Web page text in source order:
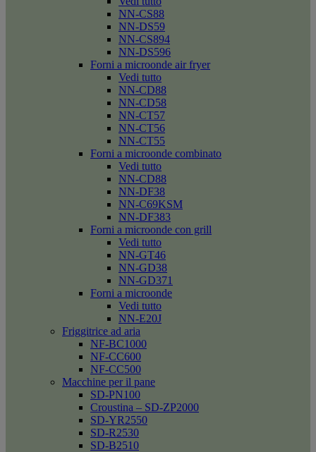
NN-CS88
NN-DS59
NN-CS894
NN-DS596
Forni a microonde air fryer
Vedi tutto
NN-CD88
NN-CD58
NN-CT57
NN-CT56
NN-CT55
Forni a microonde combinato
Vedi tutto
NN-CD88
NN-DF38
NN-C69KSM
NN-DF383
Forni a microonde con grill
Vedi tutto
NN-GT46
NN-GD38
NN-GD371
Forni a microonde
Vedi tutto
NN-E20J
Friggitrice ad aria
NF-BC1000
NF-CC600
NF-CC500
Macchine per il pane
SD-PN100
Croustina – SD-ZP2000
SD-YR2550
SD-R2530
SD-B2510